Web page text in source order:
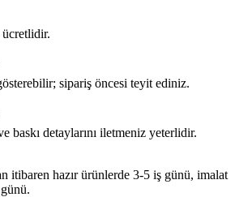
sipariş öncesi teyit ediniz.
baskı detaylarını iletmeniz yeterlidir.
itibaren hazır ürünlerde 3-5 iş günü, imalat